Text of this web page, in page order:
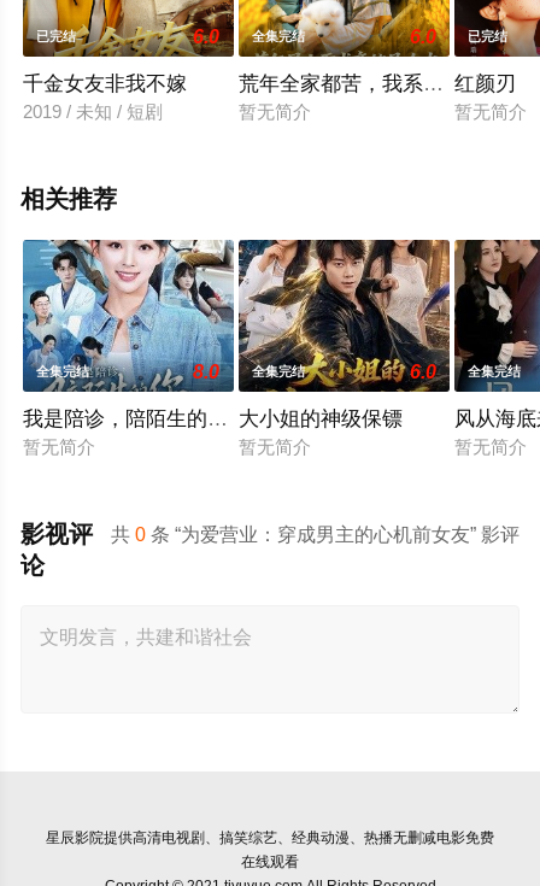
已完结 6.0
千金女友非我不嫁
2019 / 未知 / 短剧
全集完结 6.0
荒年全家都苦，我系统顿顿给肉
暂无简介
已完结
红颜刃
暂无简介
相关推荐
全集完结 8.0
我是陪诊，陪陌生的你等一个结果
暂无简介
全集完结 6.0
大小姐的神级保镖
暂无简介
全集完结
风从海
暂无简介
共0 条 “为爱营业：穿成男主的心机前女友” 影评
影视评
论
星辰影院提供高清电视剧、搞笑综艺、经典动漫、热播无删减电影免费
在线观看